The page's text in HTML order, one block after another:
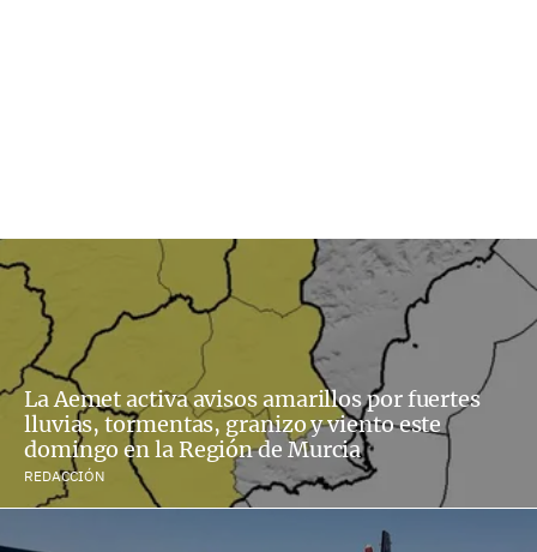
La Aemet activa avisos amarillos por fuertes
lluvias, tormentas, granizo y viento este
domingo en la Región de Murcia
REDACCIÓN